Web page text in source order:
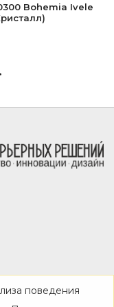
Bohemia Ivele
поведения